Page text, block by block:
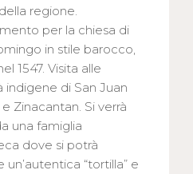
regione.
per la chiesa di
in stile barocco,
1547. Visita alle
indigene di San Juan
Zinacantan. Si verrà
una famiglia
dove si potrà
un’autentica “tortilla” e